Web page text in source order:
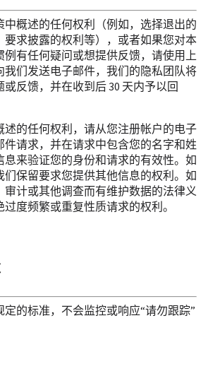
概述的任何权利（例如，选择退出的
要求披露的权利等），或者如果您对本
例有任何疑问或想提供反馈，请使用上
我们发送电子邮件，我们的隐私团队将
反馈，并在收到后 30 天内予以回
述的任何权利，请从您注册帐户的电子
件请求，并在请求中包含您的名字和姓
息来验证您的身份和请求的有效性。如
保留要求您提供其他信息的权利。如
计或其他调查而有维护数据的法律义
度频繁或重复性质请求的权利。
的标准，不会监控或响应“请勿跟踪”